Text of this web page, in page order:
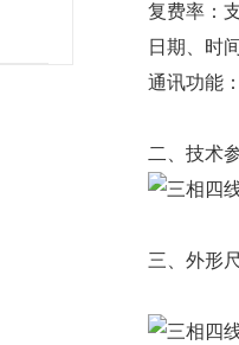
复费率：
日期、时
通讯功能
二、技术
三、外形